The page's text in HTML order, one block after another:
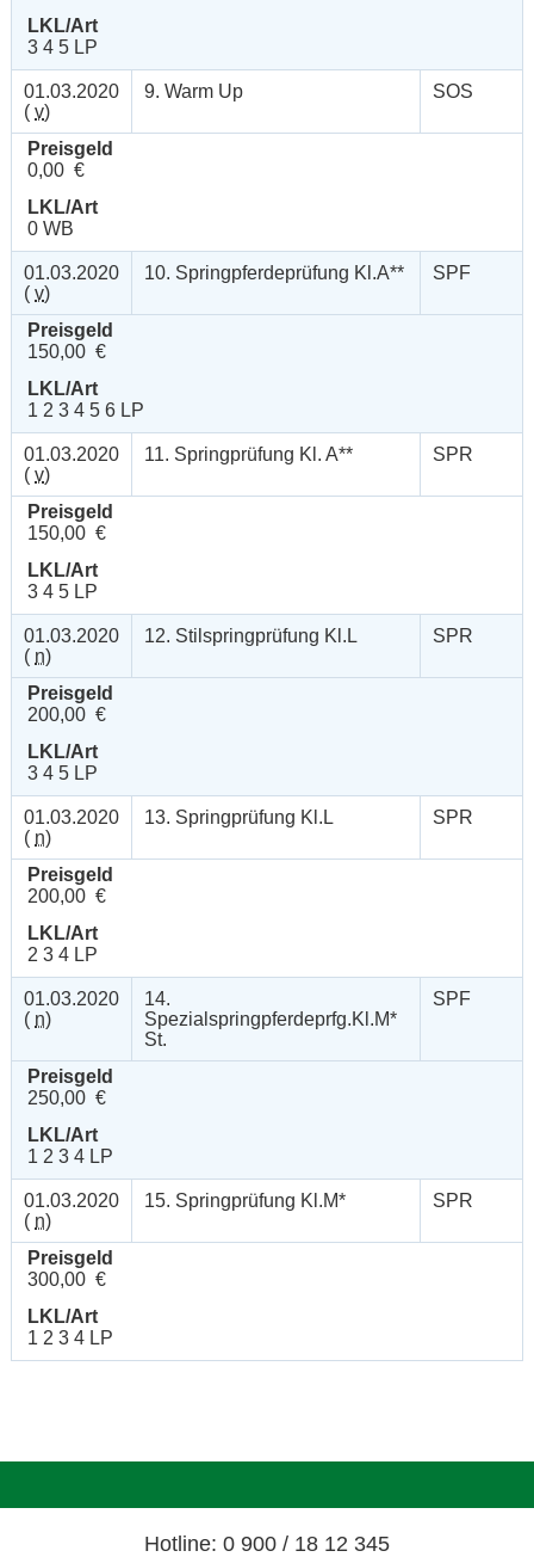
LKL/Art
3 4 5 LP
01.03.2020
( v)
9. Warm Up SOS
Preisgeld
0,00 €
LKL/Art
0 WB
01.03.2020
( v)
10. Springpferdeprüfung Kl.A** SPF
Preisgeld
150,00 €
LKL/Art
1 2 3 4 5 6 LP
01.03.2020
( v)
11. Springprüfung Kl. A** SPR
Preisgeld
150,00 €
LKL/Art
3 4 5 LP
01.03.2020
( n)
12. Stilspringprüfung Kl.L SPR
Preisgeld
200,00 €
LKL/Art
3 4 5 LP
01.03.2020
( n)
13. Springprüfung Kl.L SPR
Preisgeld
200,00 €
LKL/Art
2 3 4 LP
01.03.2020
( n)
14.
Spezialspringpferdeprfg.Kl.M*
St.
SPF
Preisgeld
250,00 €
LKL/Art
1 2 3 4 LP
01.03.2020
( n)
15. Springprüfung Kl.M* SPR
Preisgeld
300,00 €
LKL/Art
1 2 3 4 LP
Hotline: 0 900 / 18 12 345